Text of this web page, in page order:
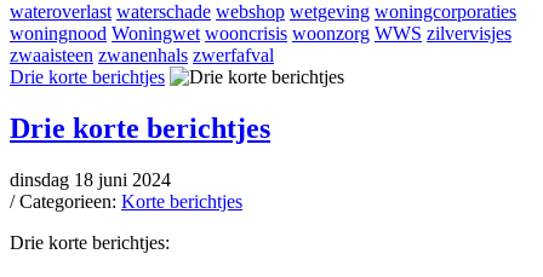
wateroverlast waterschade webshop wetgeving woningcorporaties
woningnood Woningwet wooncrisis woonzorg WWS zilvervisjes
zwaaisteen zwanenhals zwerfafval
Drie korte berichtjes
Drie korte berichtjes
dinsdag 18 juni 2024
/ Categorieen: Korte berichtjes
Drie korte berichtjes: